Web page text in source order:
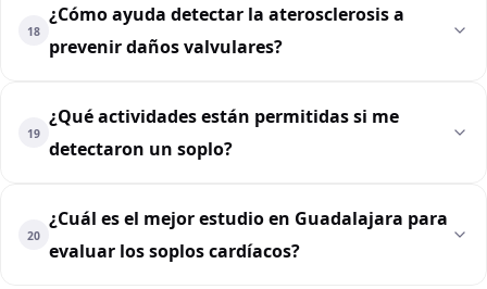
18
¿Cómo ayuda detectar la aterosclerosis a
prevenir daños valvulares?
19
¿Qué actividades están permitidas si me
detectaron un soplo?
20
¿Cuál es el mejor estudio en Guadalajara para
evaluar los soplos cardíacos?